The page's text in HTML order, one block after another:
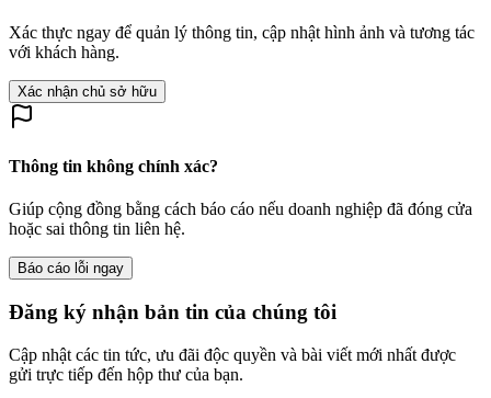
Xác thực ngay để quản lý thông tin, cập nhật hình ảnh và tương tác
với khách hàng.
Xác nhận chủ sở hữu
Thông tin không chính xác?
Giúp cộng đồng bằng cách báo cáo nếu doanh nghiệp đã đóng cửa
hoặc sai thông tin liên hệ.
Báo cáo lỗi ngay
Đăng ký nhận bản tin của chúng tôi
Cập nhật các tin tức, ưu đãi độc quyền và bài viết mới nhất được
gửi trực tiếp đến hộp thư của bạn.